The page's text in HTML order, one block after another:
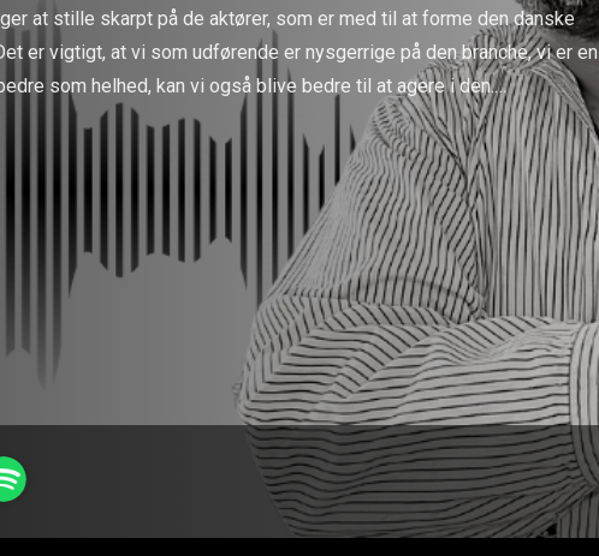
at stille skarpt på de aktører, som er med til at forme den danske
er vigtigt, at vi som udførende er nysgerrige på den branche, vi er en
som helhed, kan vi også blive bedre til at agere i den.